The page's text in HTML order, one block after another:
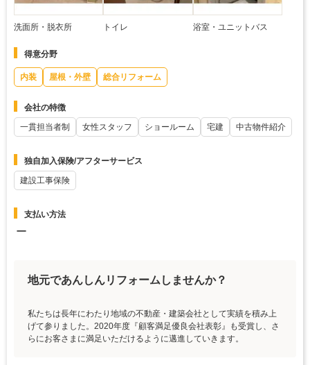
洗面所・脱衣所 トイレ 浴室・ユニットバス
得意分野
内装 屋根・外壁 総合リフォーム
会社の特徴
一貫担当者制
女性スタッフ ショールーム 宅建 中古物件紹介
独自加入保険/アフターサービス
建設工事保険
支払い方法
ー
地元であんしんリフォームしませんか？
私たちは長年にわたり地域の不動産・建築会社として実績を積み上
げて参りました。2020年度『顧客満足優良会社表彰』も受賞し、さ
らにお客さまに満足いただけるように邁進していきます。